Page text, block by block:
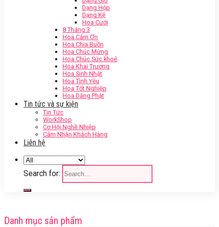
Dạng Hộp
Dạng Kệ
Hoa Cưới
8 Tháng 3
Hoa Cảm Ơn
Hoa Chia Buồn
Hoa Chúc Mừng
Hoa Chúc Sức khoẻ
Hoa Khai Trương
Hoa Sinh Nhật
Hoa Tình Yêu
Hoa Tốt Nghiệp
Hoa Dâng Phật
Tin tức và sự kiện
Tin Tức
WorkShop
Cơ Hội Nghề Nhiệp
Cảm Nhận Khách Hàng
Liên hệ
Search for:
Danh mục sản phẩm